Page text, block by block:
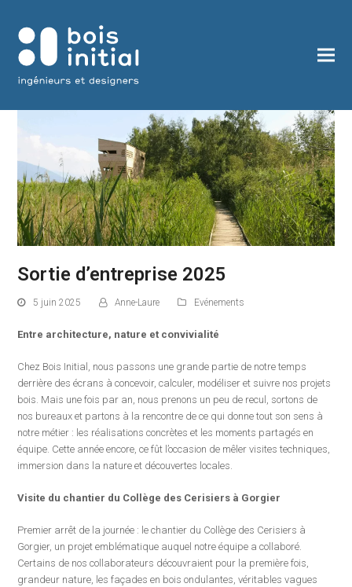
Sortie d’entreprise 2025
5 juin 2025 Anne-Laure Evénements
Entre architecture, nature et convivialité
Chez Bois Initial, nous passons une grande partie de notre temps
derrière des écrans à concevoir, calculer, modéliser et suivre nos projets
bois. Mais une fois par an, nous prenons un peu de recul, sortons de
nos bureaux et partons à la rencontre de ce qui donne tout son sens à
notre métier : les réalisations concrètes et les moments partagés en
équipe. Cette année encore, ce fût l’occasion de mêler visites techniques,
immersion dans la nature et découvertes locales.
Visite du chantier du Collège des Cerisiers à Gorgier
Premier arrêt de la journée : le chantier du Collège des Cerisiers à
Gorgier, un projet emblématique auquel notre équipe a collaboré.
Certains de nos collaborateurs découvraient pour la première fois,
grandeur nature, les façades en bois ondulantes, véritables vagues